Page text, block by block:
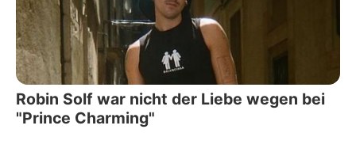
Robin Solf war nicht der Liebe wegen bei
"Prince Charming"